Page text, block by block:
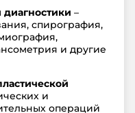
–
спирография,
и другие
и
операций